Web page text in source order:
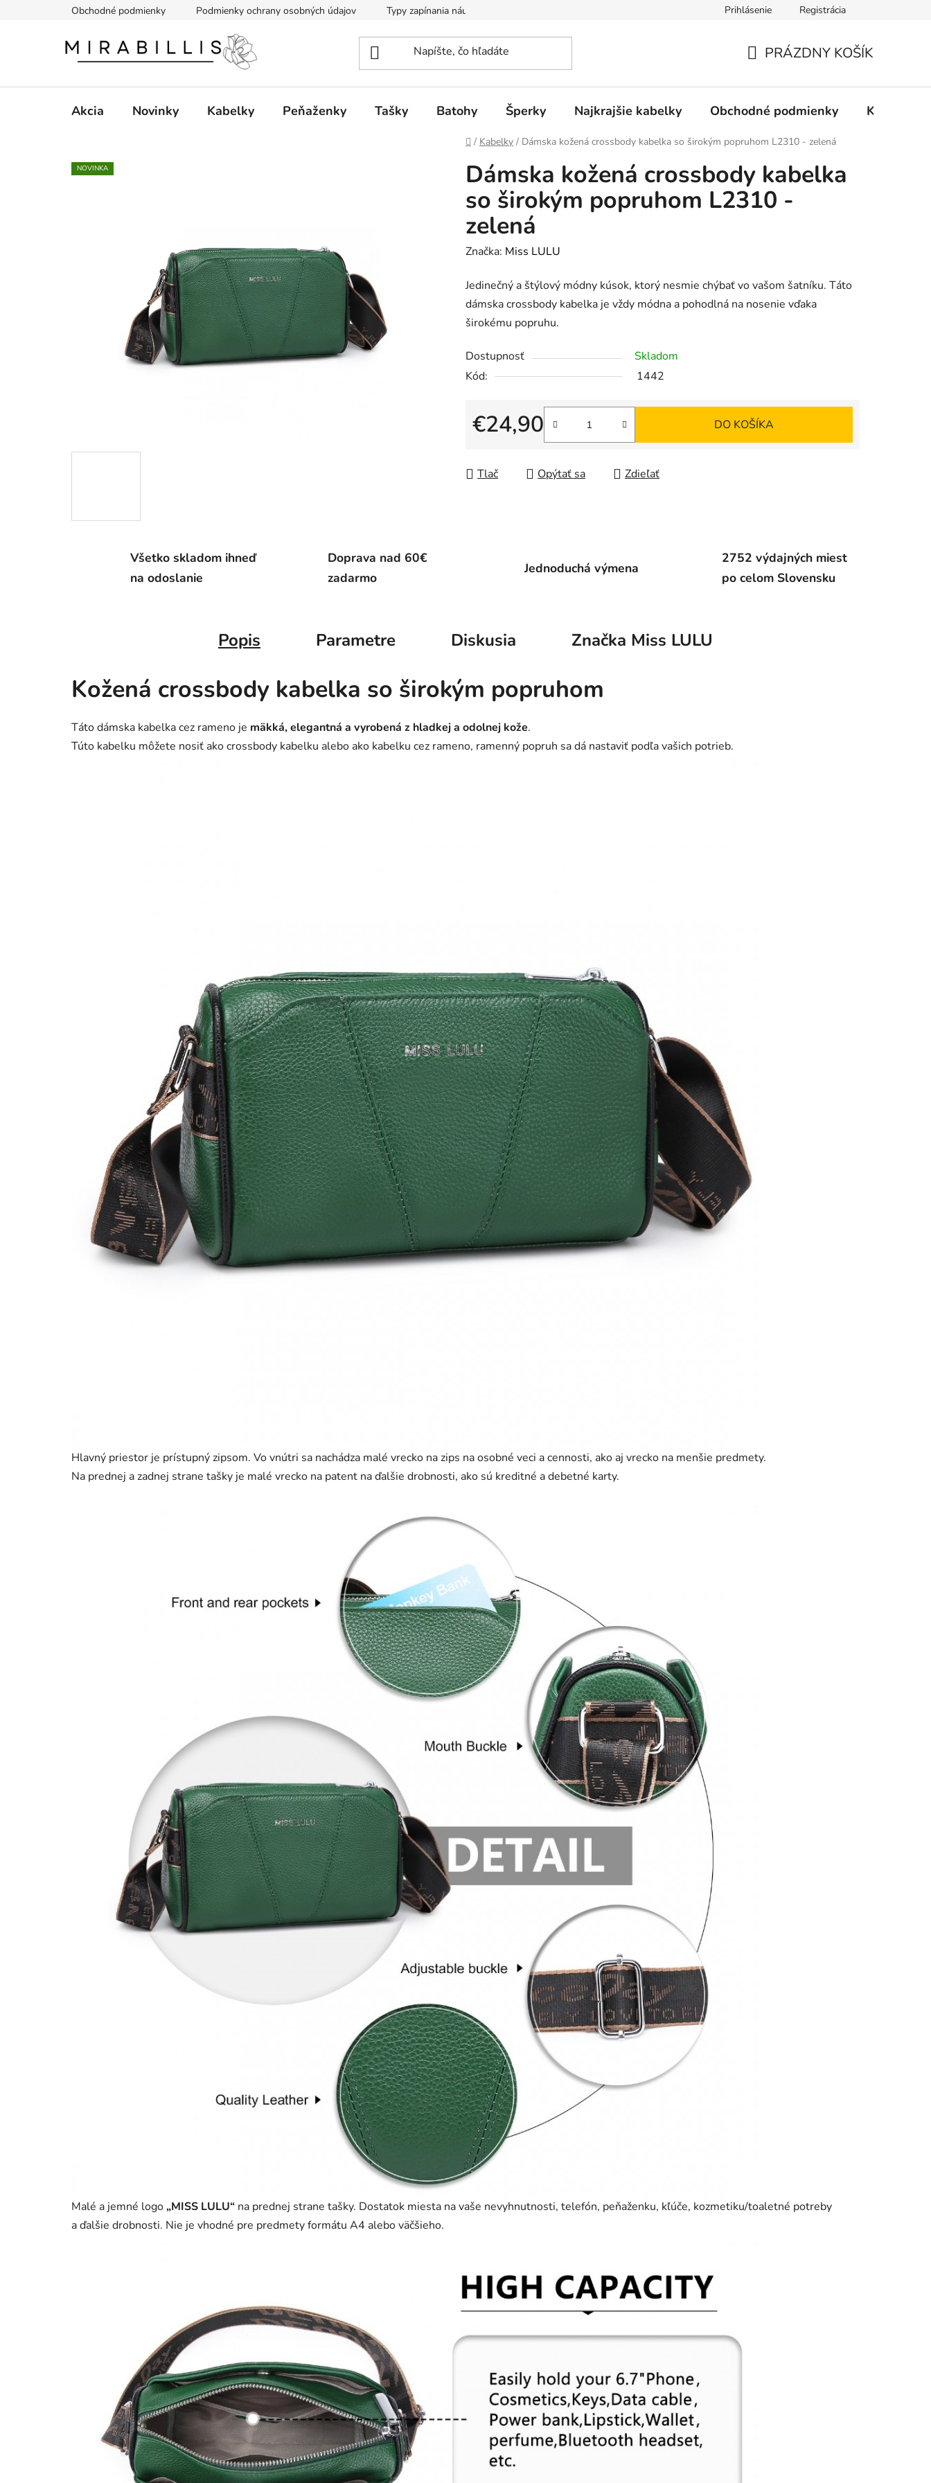
Obchodné podmienky Podmienky ochrany osobných údajov Typy zapínania náušníc Prihlásenie Registrácia
KOŠÍK
PRÁZDNY KOŠÍK
Akcia Novinky Kabelky Peňaženky Tašky Batohy Šperky Najkrajšie kabelky Obchodné podmienky Kontakty
Domov
/ Kabelky / Dámska kožená crossbody kabelka so širokým popruhom L2310 - zelená
Dámska kožená crossbody kabelka
so širokým popruhom L2310 -
zelená
Značka: Miss LULU
Jedinečný a štýlový módny kúsok, ktorý nesmie chýbať vo vašom šatníku. Táto
dámska crossbody kabelka je vždy módna a pohodlná na nosenie vďaka
širokému popruhu.
Dostupnosť
Skladom
Kód:
1442
€24,90
Jednotková cena:
DO KOŠÍKA
Tlač Opýtať sa Zdieľať
NOVINKA
Všetko skladom ihneď
na odoslanie
Doprava nad 60€
zadarmo
Jednoduchá výmena
2752 výdajných miest
po celom Slovensku
Popis Parametre Diskusia Značka Miss LULU
Kožená crossbody kabelka so širokým popruhom
Táto dámska kabelka cez rameno je mäkká, elegantná a vyrobená z hladkej a odolnej kože.
Túto kabelku môžete nosiť ako crossbody kabelku alebo ako kabelku cez rameno, ramenný popruh sa dá nastaviť podľa vašich potrieb.
Hlavný priestor je prístupný zipsom. Vo vnútri sa nachádza malé vrecko na zips na osobné veci a cennosti, ako aj vrecko na menšie predmety.
Na prednej a zadnej strane tašky je malé vrecko na patent na ďalšie drobnosti, ako sú kreditné a debetné karty.
Malé a jemné logo„MISS LULU“ na prednej strane tašky. Dostatok miesta na vaše nevyhnutnosti, telefón, peňaženku, kľúče, kozmetiku/toaletné potreby
a ďalšie drobnosti. Nie je vhodné pre predmety formátu A4 alebo väčšieho.